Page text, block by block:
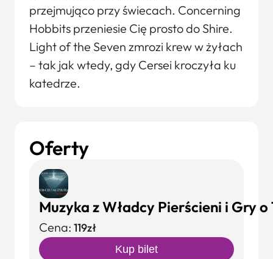
przejmująco przy świecach. Concerning
Hobbits przeniesie Cię prosto do Shire.
Light of the Seven zmrozi krew w żyłach
– tak jak wtedy, gdy Cersei kroczyła ku
katedrze.
Oferty
Muzyka z Władcy Pierścieni i Gry
Cena: 119zł
Kup bilet